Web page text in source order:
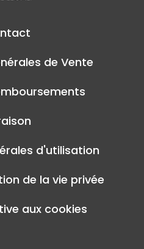
de Vente
d'utilisation
de la vie privée
aux cookies